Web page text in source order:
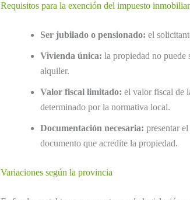
Requisitos para la exención del impuesto
Ser jubilado o pensionado: el
Vivienda única: la propiedad no puede
alquiler.
Valor fiscal limitado: el valor fiscal de
determinado por la normativa local.
Documentación necesaria: presentar
documento que acredite la propiedad.
Variaciones según la provincia